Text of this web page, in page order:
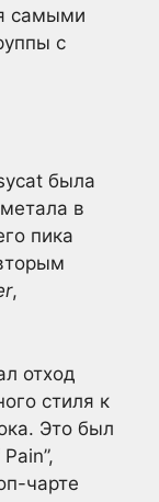
самыми
с
была
в
пика
,
отход
стиля к
Это был
чарте